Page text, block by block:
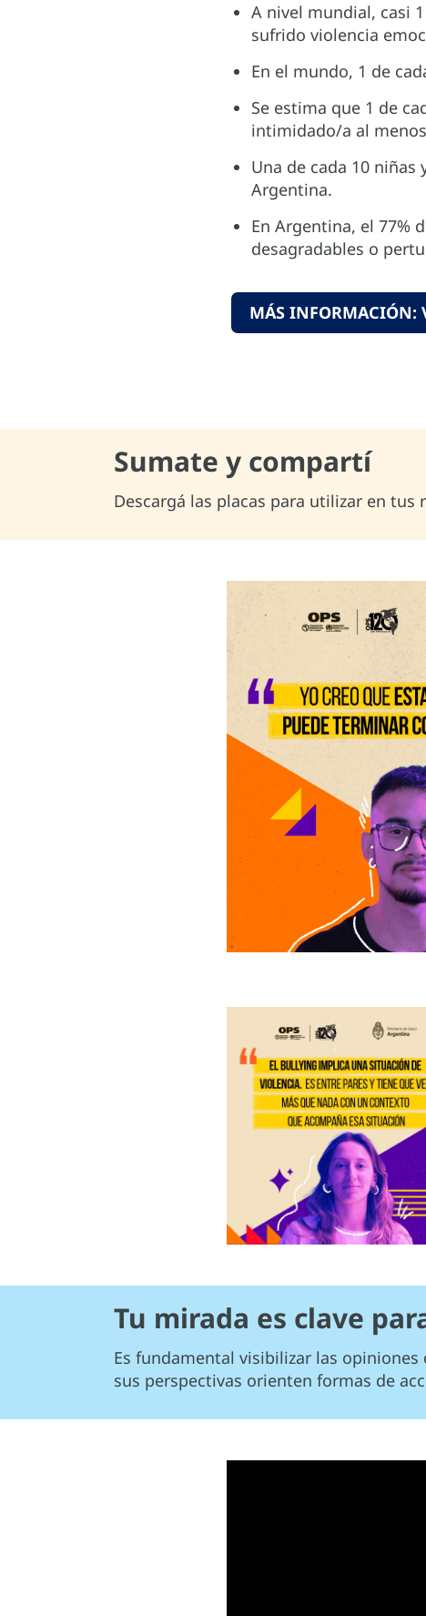
A nivel mundial, casi
sufrido violencia
En el mundo, 1 de
Se estima que 1 de
intimidado/a al
Una de cada 10
Argentina.
En Argentina, el 77%
desagradables o
MÁS INFORMACIÓN:
Sumate y compartí
Descargá las placas para utilizar en tus
Tu mirada es clave
Es fundamental visibilizar las
sus perspectivas orienten formas de